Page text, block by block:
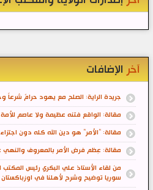
آخر الإضافات
جريدة الراية: الصلح مع يهود حرامٌ شرعاً
مقالة: الواقع فتنه عظيمة ولا عاصم
مقالة: "الأمر" هو دين الله كله دون اجتزاء
مقالة: عِظم فرض الأمر بالمعروف والنهي
من لقاء الأستاذ علي البكري رئيس المكتب
سوريا توضيح وشرح لأهلنا في